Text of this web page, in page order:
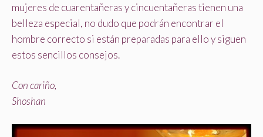
mujeres de cuarentañeras y cincuentañeras tienen una
belleza especial, no dudo que podrán encontrar el
hombre correcto si están preparadas para ello y siguen
estos sencillos consejos.
Con cariño,
Shoshan